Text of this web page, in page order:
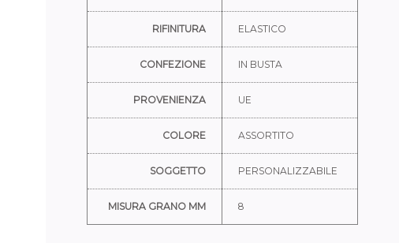
RIFINITURA ELASTICO
CONFEZIONE IN BUSTA
PROVENIENZA UE
COLORE ASSORTITO
SOGGETTO PERSONALIZZABILE
MISURA GRANO MM 8